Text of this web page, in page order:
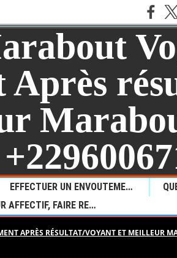
EFFECTUER UN ENVOUTEMENT POUR PROVOQUER LA MALCHANCE
RETOUR AFFECTIF, FAIRE REVENIR VOTRE AMOUR PERDU
APRÈS RÉSULTAT/VOYANT ET MEILLEUR